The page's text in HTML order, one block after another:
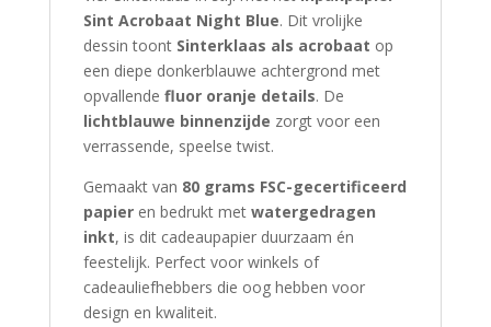
Sint Acrobaat Night Blue. Dit vrolijke
dessin toont Sinterklaas als acrobaat op
een diepe donkerblauwe achtergrond met
opvallende fluor oranje details. De
lichtblauwe binnenzijde zorgt voor een
verrassende, speelse twist.
Gemaakt van 80 grams FSC-gecertificeerd
papieren bedrukt met watergedragen
inkt, is dit cadeaupapier duurzaam én
feestelijk. Perfect voor winkels of
cadeauliefhebbers die oog hebben voor
design en kwaliteit.